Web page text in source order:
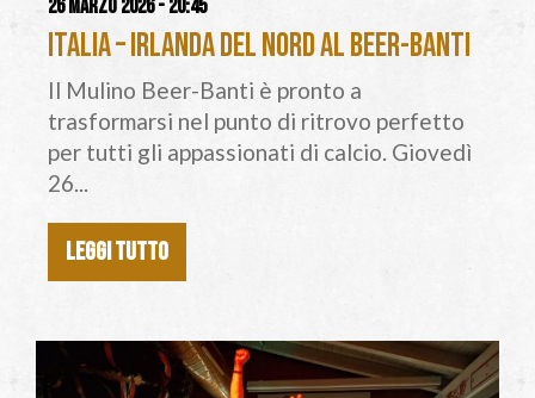
26 marzo 2026 - 20:45
Italia – Irlanda del Nord al Beer-Banti
Il Mulino Beer-Banti è pronto a
trasformarsi nel punto di ritrovo perfetto
per tutti gli appassionati di calcio. Giovedì
26...
LEGGI TUTTO